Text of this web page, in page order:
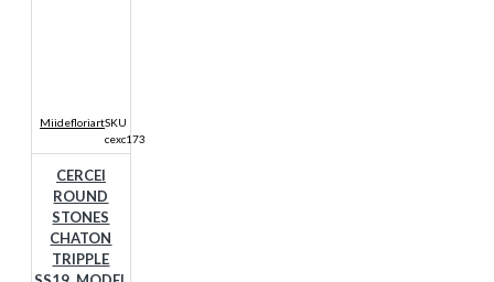
MiidefloriartSKU
cexc173
CERCEI
ROUND
STONES
CHATON
TRIPPLE